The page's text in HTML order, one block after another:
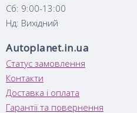
Сб: 9:00-13:00
Нд: Вихідний
Autoplanet.in.ua
Статус замовлення
Контакти
Доставка і оплата
Гарантії та повернення